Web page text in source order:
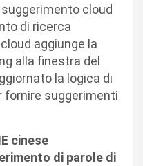
cloud
di ricerca
aggiunge la
alla finestra del
la logica di
fornire suggerimenti
cinese
di parole di